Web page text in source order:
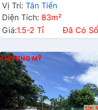
Vị Trí: Tân Tiến
Diện Tích: 83m²
Giá:1.5-2 Tỉ Đã Có Sổ
CHƯƠNG MỸ